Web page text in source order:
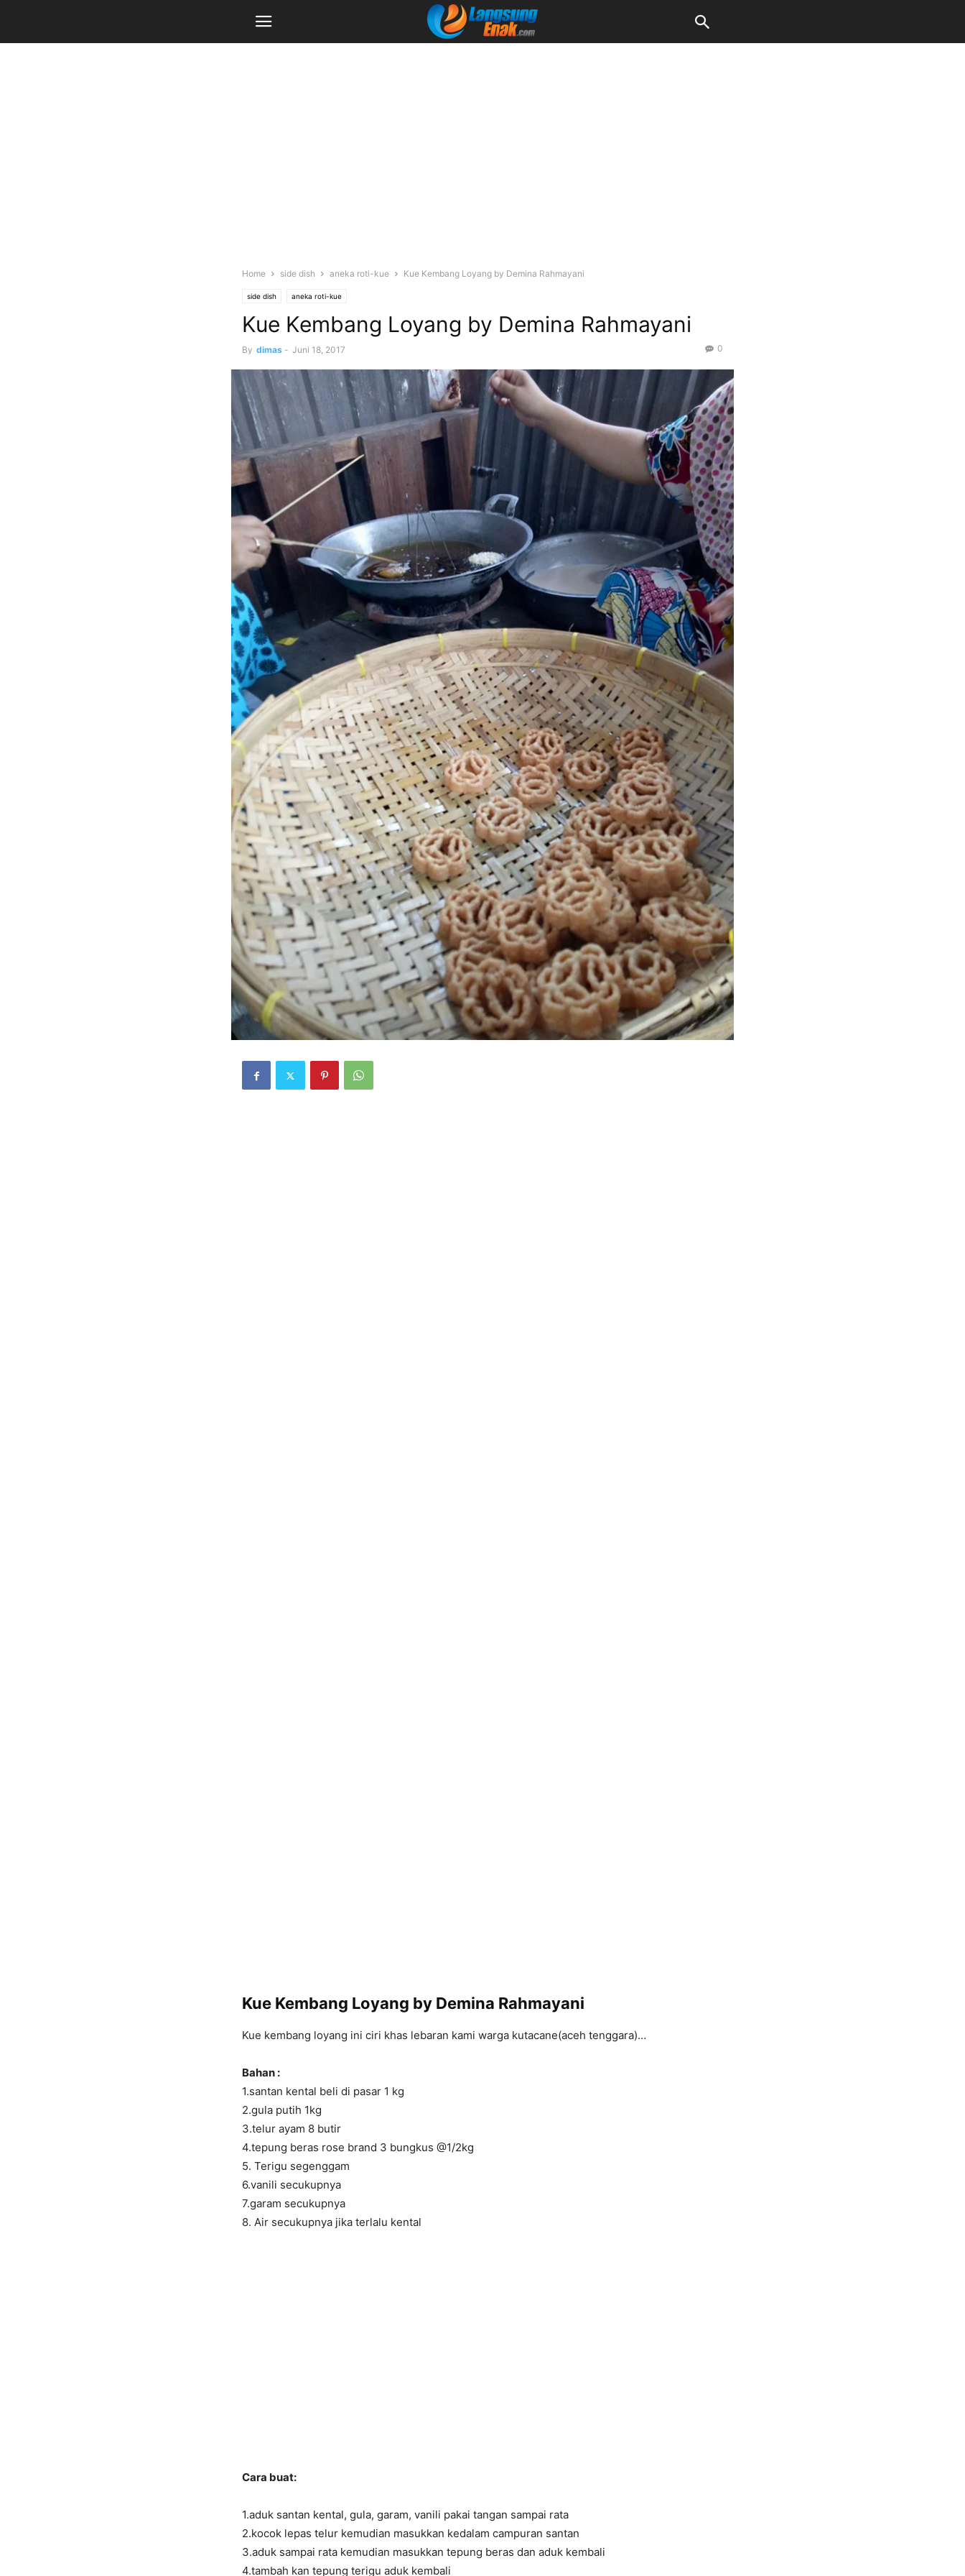
Home side dish aneka roti-kue Kue Kembang Loyang by Demina Rahmayani
side dish aneka roti-kue
Kue Kembang Loyang by Demina Rahmayani
By dimas - Juni 18, 2017 0
Kue Kembang Loyang by Demina Rahmayani
Kue kembang loyang ini ciri khas lebaran kami warga kutacane(aceh tenggara)…
Bahan :
1.santan kental beli di pasar 1 kg
2.gula putih 1kg
3.telur ayam 8 butir
4.tepung beras rose brand 3 bungkus @1/2kg
5. Terigu segenggam
6.vanili secukupnya
7.garam secukupnya
8. Air secukupnya jika terlalu kental
Cara buat:
1.aduk santan kental, gula, garam, vanili pakai tangan sampai rata
2.kocok lepas telur kemudian masukkan kedalam campuran santan
3.aduk sampai rata kemudian masukkan tepung beras dan aduk kembali
4.tambah kan tepung terigu aduk kembali